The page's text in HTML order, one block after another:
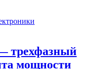
трехфазный
мощности